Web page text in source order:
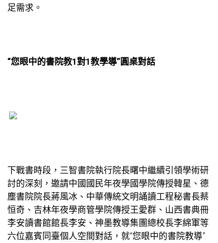
足需求。
“您眼中的書院教1對1教學導”圓桌對話
下戰書時段，三智書院執行院長曙中繼續引領學術研
討的深刻，邀請中國國民年夜學國學院傳授韓星、德
塵書院院長蔣風冰、中華傳統文明誦讀工程秘書長蔡
恒奇、吉林年夜學商管學院傳授王愛群、山西書典冊
李安讀書館館長李安、神墨教導集團總校長李綿軍等
六位嘉賓同臺個人空間對話，就“您眼中的書院教導”